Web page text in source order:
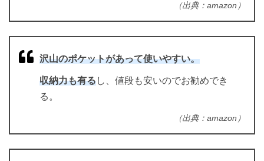
（出典：amazon）
沢山のポケットがあって使いやすい。
収納力も有るし、値段も安いのでお勧めでき
る。
（出典：amazon）